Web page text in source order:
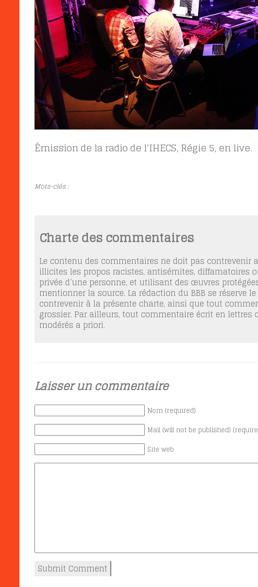
Émission de la radio de l’IHECS, Régie 5, en live.
Mots-clés :
Charte des commentaires
Le contenu des commentaires ne doit pas
illicites les propos racistes, antisémites,
privée d’une personne, et utilisant des œuvres
mentionner la source. La rédaction du BBB se
contrevenir à la présente charte, ainsi que tout
grossier. Par ailleurs, tout commentaire écrit en lettres
modérés a priori.
Laisser un commentaire
Nom (required)
Mail (will not be published)
Site web